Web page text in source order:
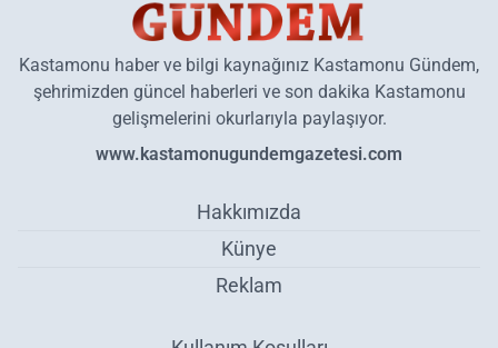
Kastamonu haber ve bilgi kaynağınız Kastamonu Gündem,
şehrimizden güncel haberleri ve son dakika Kastamonu
gelişmelerini okurlarıyla paylaşıyor.
www.kastamonugundemgazetesi.com
Hakkımızda
Künye
Reklam